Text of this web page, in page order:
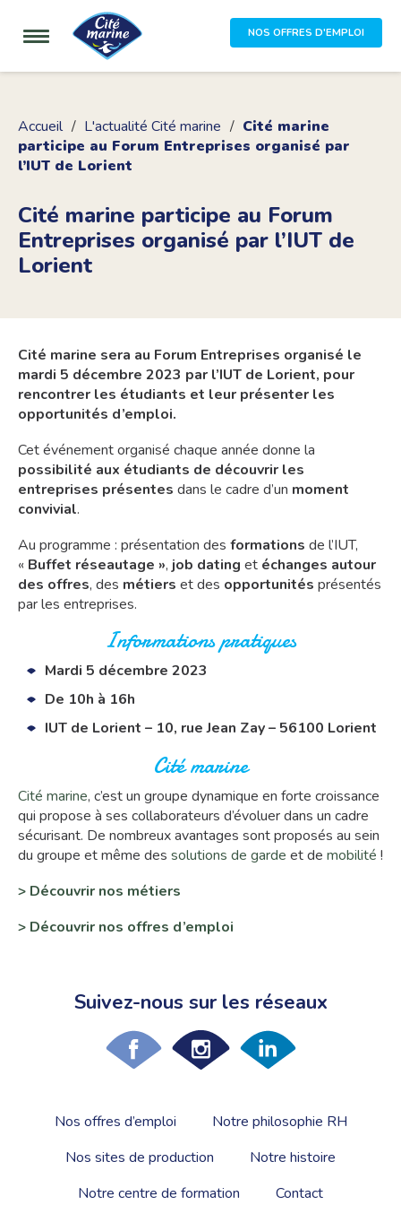
NOS OFFRES D'EMPLOI
Accueil L'actualité Cité marine
Cité marine
participe au Forum Entreprises organisé par
l’IUT de Lorient
Cité marine participe au Forum
Entreprises organisé par l’IUT de
Lorient
Cité marine sera au Forum Entreprises organisé le
mardi 5 décembre 2023 par l’IUT de Lorient, pour
rencontrer les étudiants et leur présenter les
opportunités d’emploi.
Cet événement organisé chaque année donne la
possibilité aux étudiants de découvrir les
entreprises présentes dans le cadre d’un moment
convivial.
Au programme : présentation des formations de l’IUT,
« Buffet réseautage », job dating et échanges autour
des offres, des métiers et des opportunités présentés
par les entreprises.
Informations pratiques
Mardi 5 décembre 2023
De 10h à 16h
IUT de Lorient – 10, rue Jean Zay – 56100 Lorient
Cité marine
Cité marine, c’est un groupe dynamique en forte croissance
qui propose à ses collaborateurs d’évoluer dans un cadre
sécurisant. De nombreux avantages sont proposés au sein
du groupe et même des solutions de garde et de mobilité !
> Découvrir nos métiers
> Découvrir nos offres d’emploi
Suivez-nous sur les réseaux
Nos offres d’emploi
Notre philosophie RH
Nos sites de production
Notre histoire
Notre centre de formation
Contact